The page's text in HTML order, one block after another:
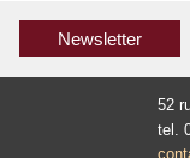
Newsletter
52
tel.